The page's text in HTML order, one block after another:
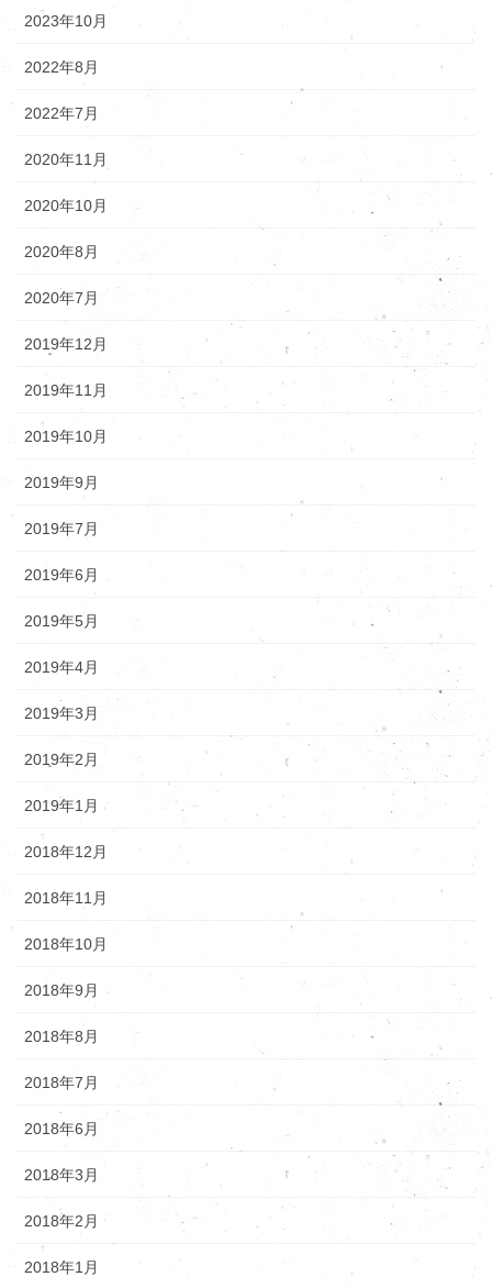
2023年10月
2022年8月
2022年7月
2020年11月
2020年10月
2020年8月
2020年7月
2019年12月
2019年11月
2019年10月
2019年9月
2019年7月
2019年6月
2019年5月
2019年4月
2019年3月
2019年2月
2019年1月
2018年12月
2018年11月
2018年10月
2018年9月
2018年8月
2018年7月
2018年6月
2018年3月
2018年2月
2018年1月